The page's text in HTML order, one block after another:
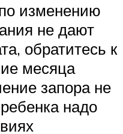
изменению
не дают
обратитесь к
месяца
запора не
надо